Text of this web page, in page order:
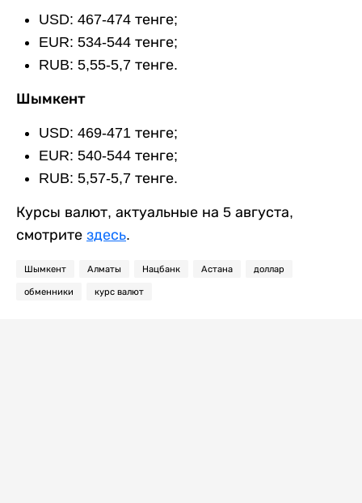
USD: 467-474 тенге;
EUR: 534-544 тенге;
RUB: 5,55-5,7 тенге.
Шымкент
USD: 469-471 тенге;
EUR: 540-544 тенге;
RUB: 5,57-5,7 тенге.
Курсы валют, актуальные на 5 августа,
смотрите здесь.
Шымкент Алматы Нацбанк Астана доллар
обменники курс валют